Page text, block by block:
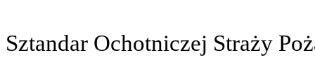
Sztandar Ochotniczej Straży